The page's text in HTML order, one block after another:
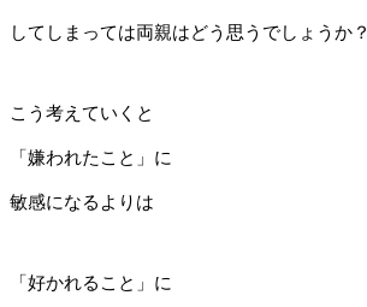
してしまっては両親はどう思うでしょうか？
こう考えていくと
「嫌われたこと」に
敏感になるよりは
「好かれること」に